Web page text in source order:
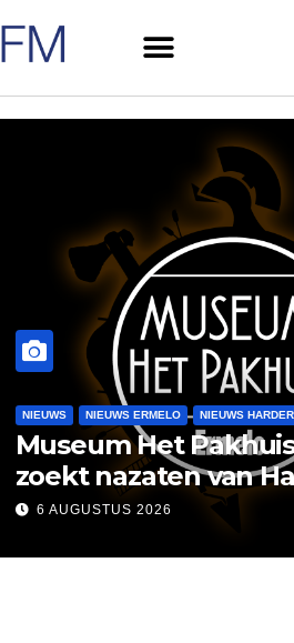
NIEUWS HARDERWIJK
Ermelo
van Harderwijkse